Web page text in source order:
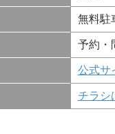
無料駐
予約・
公式サ
チラシ